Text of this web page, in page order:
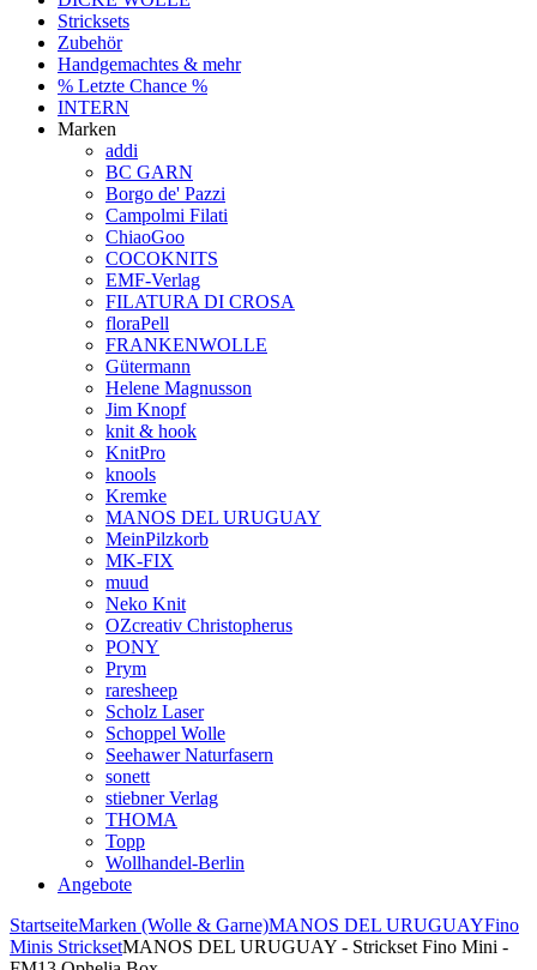
Stricksets
Zubehör
Handgemachtes & mehr
% Letzte Chance %
INTERN
Marken
addi
BC GARN
Borgo de' Pazzi
Campolmi Filati
ChiaoGoo
COCOKNITS
EMF-Verlag
FILATURA DI CROSA
floraPell
FRANKENWOLLE
Gütermann
Helene Magnusson
Jim Knopf
knit & hook
KnitPro
knools
Kremke
MANOS DEL URUGUAY
MeinPilzkorb
MK-FIX
muud
Neko Knit
OZcreativ Christopherus
PONY
Prym
raresheep
Scholz Laser
Schoppel Wolle
Seehawer Naturfasern
sonett
stiebner Verlag
THOMA
Topp
Wollhandel-Berlin
Angebote
StartseiteMarken (Wolle & Garne)MANOS DEL URUGUAYFino
Minis StricksetMANOS DEL URUGUAY - Strickset Fino Mini -